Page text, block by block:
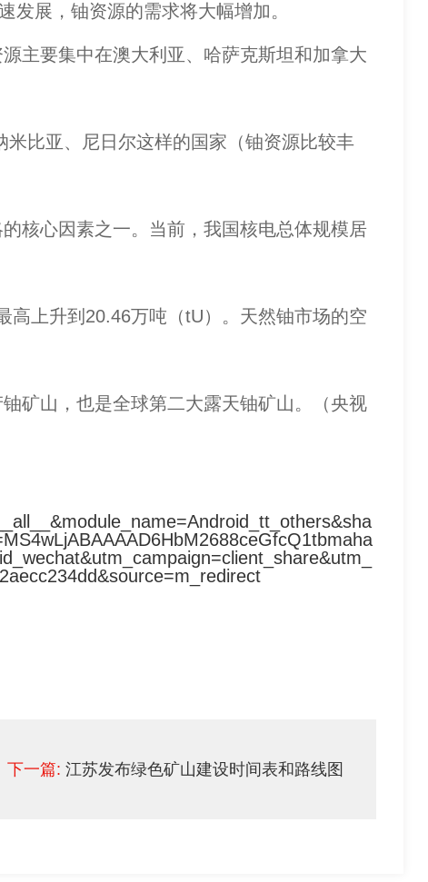
展，铀资源的需求将大幅增加。
主要集中在澳大利亚、哈萨克斯坦和加拿大
比亚、尼日尔这样的国家（铀资源比较丰
核心因素之一。当前，我国核电总体规模居
上升到20.46万吨（tU）。天然铀市场的空
矿山，也是全球第二大露天铀矿山。（央视
下一篇: 江苏发布绿色矿山建设时间表和路线图